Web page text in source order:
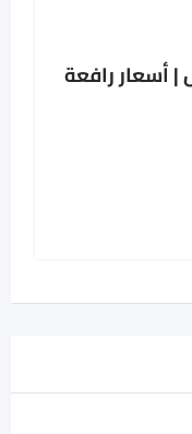
| أسعار رافعة